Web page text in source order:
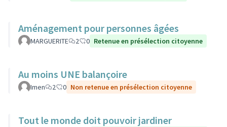
Aménagement pour personnes âgées
MARGUERITE 2 0 Retenue en présélection citoyenne
Au moins UNE balançoire
Imen 2 0 Non retenue en présélection citoyenne
Tout le monde doit pouvoir jardiner